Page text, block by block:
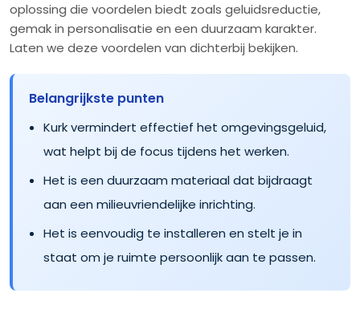
oplossing die voordelen biedt zoals geluidsreductie,
gemak in personalisatie en een duurzaam karakter.
Laten we deze voordelen van dichterbij bekijken.
Belangrijkste punten
Kurk vermindert effectief het omgevingsgeluid,
wat helpt bij de focus tijdens het werken.
Het is een duurzaam materiaal dat bijdraagt
aan een milieuvriendelijke inrichting.
Het is eenvoudig te installeren en stelt je in
staat om je ruimte persoonlijk aan te passen.